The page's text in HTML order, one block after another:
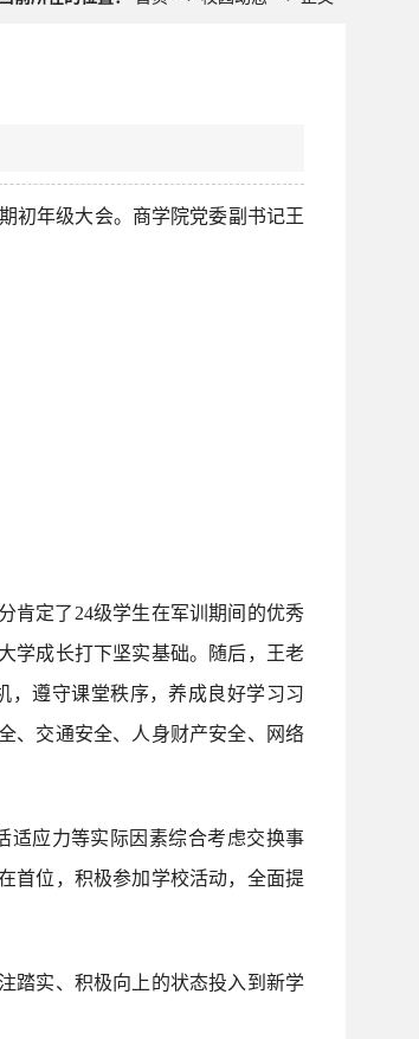
初年级大会。商学院党委副书记王
肯定了24级学生在军训期间的优秀
学成长打下坚实基础。随后，王老
，遵守课堂秩序，养成良好学习习
、交通安全、人身财产安全、网络
适应力等实际因素综合考虑交换事
首位，积极参加学校活动，全面提
踏实、积极向上的状态投入到新学